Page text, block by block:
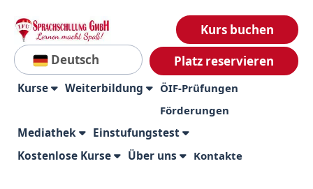
Deutsch
Kurs buchen
Platz reservieren
Kurse Weiterbildung
ÖIF-Prüfungen
Förderungen
Mediathek
Einstufungstest
Kostenlose Kurse
Über uns Kontakte